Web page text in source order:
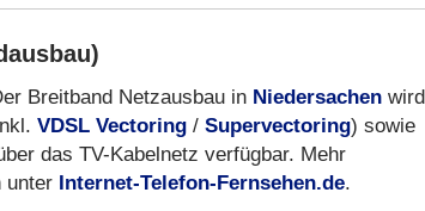
Breitband Netzausbau in Niedersachen wird
VDSL Vectoring / Supervectoring) sowie
das TV-Kabelnetz verfügbar. Mehr
unter Internet-Telefon-Fernsehen.de.